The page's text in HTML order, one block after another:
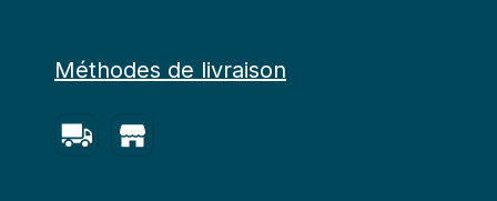
Méthodes de livraison